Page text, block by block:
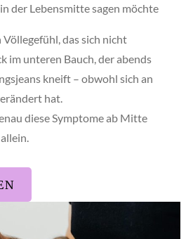
der Lebensmitte sagen möchte
das sich nicht
im unteren Bauch, der abends
kneift – obwohl sich an
hat.
diese Symptome ab Mitte